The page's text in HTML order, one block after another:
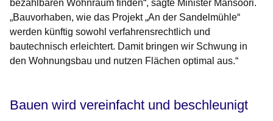
bezahlbaren Wohnraum finden“, sagte Minister Mansoori.
„Bauvorhaben, wie das Projekt „An der Sandelmühle“
werden künftig sowohl verfahrensrechtlich und
bautechnisch erleichtert. Damit bringen wir Schwung in
den Wohnungsbau und nutzen Flächen optimal aus.“
Bauen wird vereinfacht und beschleunigt